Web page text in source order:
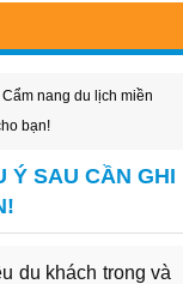
Cẩm nang du lịch miền
bạn!
Ý SAU CẦN GHI
du khách trong và